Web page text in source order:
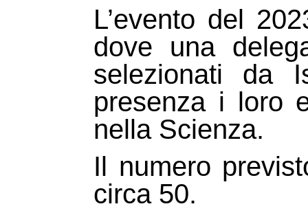
L’evento del
dove una
selezionati da
presenza i loro
nella Scienza.
Il numero
circa 50.